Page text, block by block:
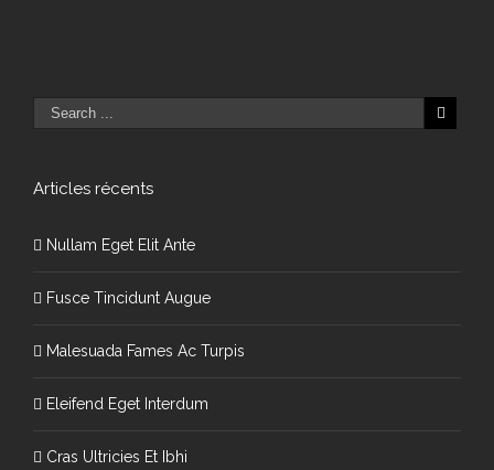
Articles récents
Nullam Eget Elit Ante
Fusce Tincidunt Augue
Malesuada Fames Ac Turpis
Eleifend Eget Interdum
Cras Ultricies Et Ibhi